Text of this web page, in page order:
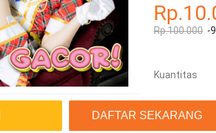
DAFTAR SEKARANG
Rp.100.000 -
Kuantitas